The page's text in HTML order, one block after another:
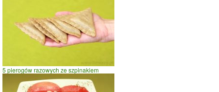
5 pierogów razowych ze szpinakiem